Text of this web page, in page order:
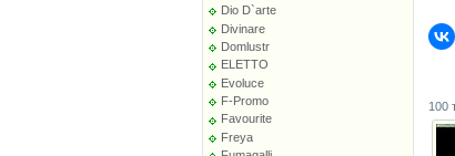
Dio D`arte
Divinare
Domlustr
ELETTO
Evoluce
F-Promo
Favourite
Freya
100